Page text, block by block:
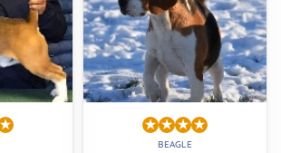
BEAGLE